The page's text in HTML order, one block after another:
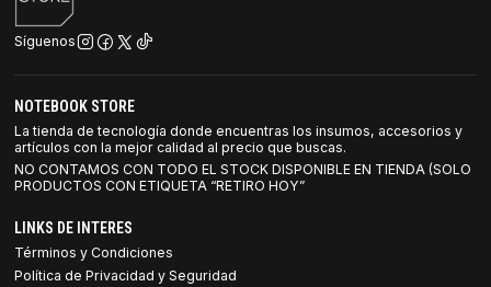
Síguenos
NOTEBOOK STORE
La tienda de tecnología donde encuentras los insumos, accesorios y
artículos con la mejor calidad al precio que buscas.
NO CONTAMOS CON TODO EL STOCK DISPONIBLE EN TIENDA (SOLO
PRODUCTOS CON ETIQUETA “RETIRO HOY”
LINKS DE INTERES
Términos y Condiciones
Política de Privacidad y Seguridad